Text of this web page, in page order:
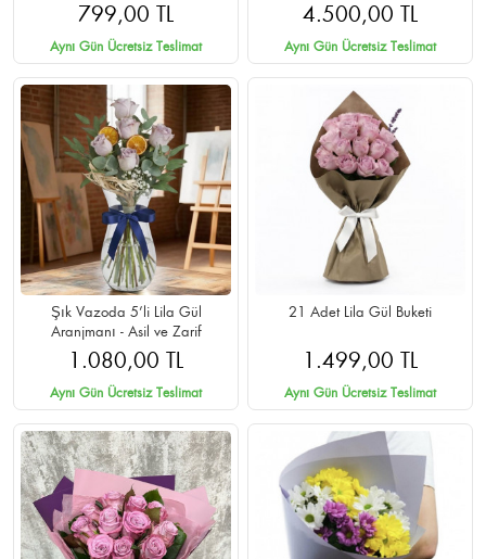
Teslimat
799,00 TL
Aynı Gün Ücretsiz Teslimat
4.500,00 TL
Aynı Gün Ücretsiz Teslimat
Şık Vazoda 5’li Lila Gül
Aranjmanı - Asil ve Zarif
1.080,00 TL
Aynı Gün Ücretsiz Teslimat
21 Adet Lila Gül Buketi
1.499,00 TL
Aynı Gün Ücretsiz Teslimat